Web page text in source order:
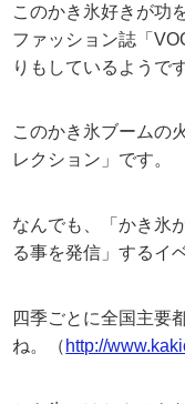
このかき氷好きが功
ファッション誌「
りもしているようで
このかき氷ブームの
レクション」です。
なんでも、「かき氷
る事を発信」するイ
四季ごとに全国主要
ね。（ http://